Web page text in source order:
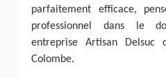
parfaitement efficace,
professionnel dans le
entreprise Artisan
Colombe.